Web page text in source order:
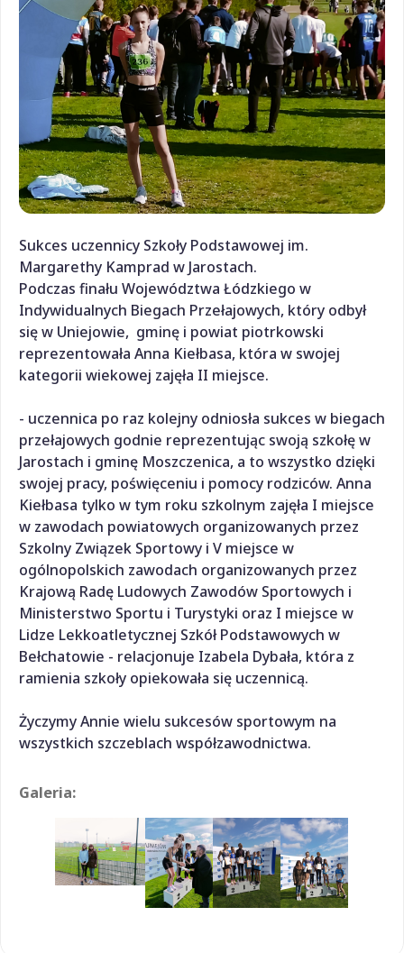
Sukces uczennicy Szkoły Podstawowej im.
Margarethy Kamprad w Jarostach.
Podczas finału Województwa Łódzkiego w
Indywidualnych Biegach Przełajowych, który odbył
się w Uniejowie, gminę i powiat piotrkowski
reprezentowała Anna Kiełbasa, która w swojej
kategorii wiekowej zajęła II miejsce.
- uczennica po raz kolejny odniosła sukces w biegach
przełajowych godnie reprezentując swoją szkołę w
Jarostach i gminę Moszczenica, a to wszystko dzięki
swojej pracy, poświęceniu i pomocy rodziców. Anna
Kiełbasa tylko w tym roku szkolnym zajęła I miejsce
w zawodach powiatowych organizowanych przez
Szkolny Związek Sportowy i V miejsce w
ogólnopolskich zawodach organizowanych przez
Krajową Radę Ludowych Zawodów Sportowych i
Ministerstwo Sportu i Turystyki oraz I miejsce w
Lidze Lekkoatletycznej Szkół Podstawowych w
Bełchatowie - relacjonuje Izabela Dybała, która z
ramienia szkoły opiekowała się uczennicą.
Życzymy Annie wielu sukcesów sportowym na
wszystkich szczeblach współzawodnictwa.
Galeria: